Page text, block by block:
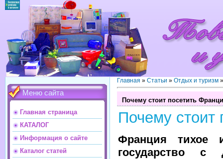
Меню сайта
Главная страница
КАТАЛОГ
Информация о сайте
Каталог статей
Главная » Статьи » Отдых и туризм
Почему стоит посетить
Почему стоит
Франция тихое
государство